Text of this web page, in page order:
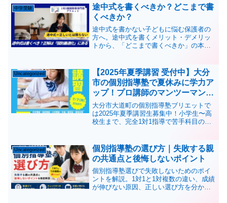
ます。
中学受験
途中式を書くべきか？どこまで書
くべきか？
途中式を書かない子どもに悩む保護者の
方へ。途中式を書くメリット・デメリッ
トから、「どこまで書くべきか」の本質
指導塾ブリエットが現場視点で解説。
Uncategorized
【2025年夏季講習 受付中】大分
市の個別指導塾で夏休みに学力ア
ップ！プロ講師のマンツーマン指
導で受験対策・苦手克服【無料体
験・相談受付中！】
大分市大道町の個別指導塾ブリエットで
は2025年夏季講習生募集中！小学生〜高
校生まで、完全1対1指導で苦手科目の克
がチャンス！
Uncategorized
個別指導塾の選び方｜失敗する親
の共通点と後悔しないポイント
個別指導塾選びで失敗しないためのポイ
ントを解説。1対1と1対複数の違い、成績
が伸びない原因、正しい選び方を分かり